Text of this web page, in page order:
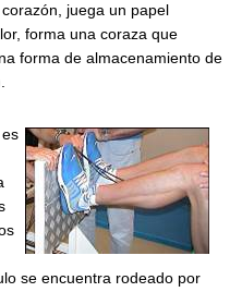
juega un papel
forma una coraza que
forma de almacenamiento de
se encuentra rodeado por